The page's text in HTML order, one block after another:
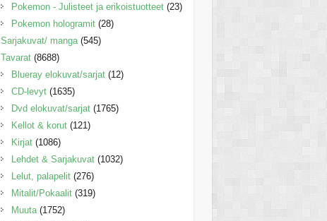
Pokemon - Julisteet ja erikoistuotteet (23)
Pokemon hologramit (28)
Sarjakuvat/ manga (545)
Tavarat (8688)
Blueray elokuvat/sarjat (12)
CD-levyt (1635)
Dvd elokuvat/sarjat (1765)
Kellot & korut (121)
Kirjat (1086)
Lehdet & Sarjakuvat (1032)
Lelut, palapelit (276)
Mitalit/Pokaalit (319)
Muuta (1752)